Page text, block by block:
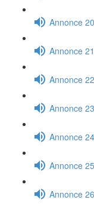
Annonce 20
Annonce 21
Annonce 22
Annonce 23
Annonce 24
Annonce 25
Annonce 26